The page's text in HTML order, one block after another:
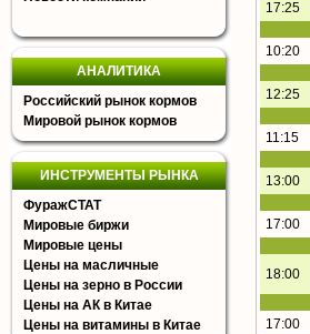
АНАЛИТИКА
Российский рынок кормов
Мировой рынок кормов
ИНСТРУМЕНТЫ РЫНКА
ФуражСТАТ
Мировые биржи
Мировые цены
Цены на масличные
Цены на зерно в России
Цены на АК в Китае
Цены на витамины в Китае
17:25
10:20
12:25
11:15
13:00
17:00
18:00
17:00